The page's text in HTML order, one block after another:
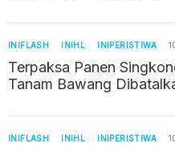
INIFLASH INIHL INIPERISTIWA
Terpaksa Panen
Tanam Bawang
INIFLASH INIHL INIPERISTIWA